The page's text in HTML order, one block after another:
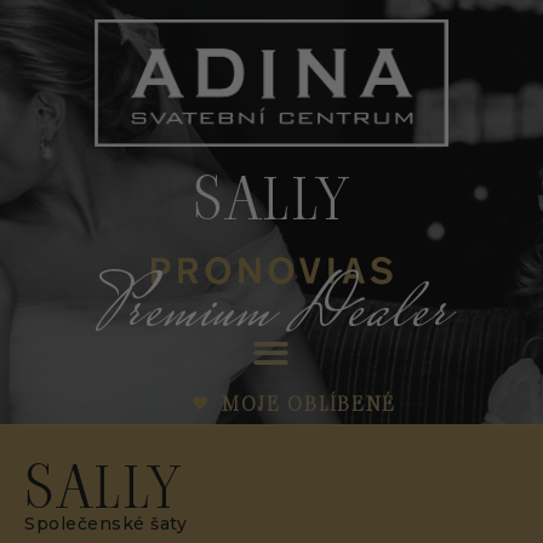
SALLY
Premium Dealer
MOJE OBLÍBENÉ
SALLY
Společenské šaty